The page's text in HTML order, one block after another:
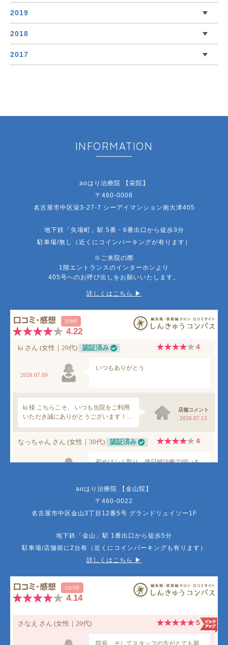
2019
2018
2017
INFORMATION
aoはり治療院 【栄院】
〒460-0008
名古屋市中区栄3-27-7 シーアイマンション南大津405
地下鉄「矢場町」駅 5番・6番出口から徒歩3分
駐車場/無し（近くにコインパーキングが有ります）
※ご来院の際
1階エントランスのインターホンより
405号へのお呼び出しをお願いいたします。
詳しくはこちら ▶︎
aoはり治療院 【金山院】
〒460-0022
名古屋市中区金山3丁目12番5号 グランドリュイソー1F
地下鉄「金山」駅 1番出口から徒歩5分
駐車場/店舗前に2台有（近くにコインパーキングも有ります）
詳しくはこちら ▶︎